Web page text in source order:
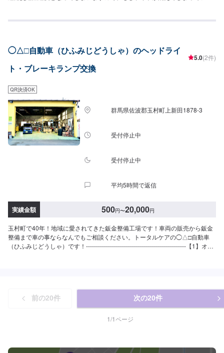
ことができます。<目安金額>ヘッドライトユニット交換費用20,000円~ヘッ
産車から輸入車(特にドイツ車の修理を得意としています)、中古から最新の車
まで幅広く作業を承っております。キズヘコミ修理の鈑金塗装を1番得意とし
ておりますが、車検やパーツ取り付け等まで幅広くご対応させていただきま
大切なお車の整備は是非私たちにお任せください！お客様にご満足していた
だけるよう、丁寧に作業に取り組ませていただきます。
◯△□自動車（ひふみじどうしゃ）のヘッドライ
ト・ブレーキランプ交換
5.0(2件)
QR決済OK
群馬県佐波郡玉村町上新田1878-3
受付停止中
受付停止中
平均5時間で返信
実績金額 500円〜20,000円
玉村町で40年！地域に愛されてきた鈑金整備工場です！車両の販売から鈑金
整備まで車の事ならなんでもご相談ください。トータルケアの◯△□自動車
（ひふみじどうしゃ）です！--------------------------------------------------【1】オフ
前の20件 次の20件
1/1ページ